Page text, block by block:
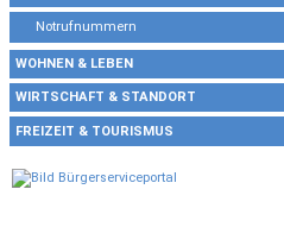
Notrufnummern
WOHNEN & LEBEN
WIRTSCHAFT & STANDORT
FREIZEIT & TOURISMUS